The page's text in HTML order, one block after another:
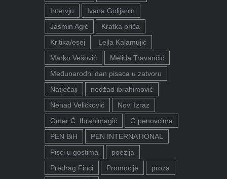
Intervju
Ivana Golijanin
Jasmin Agić
Kratka priča
Kritika/esej
Lejla Kalamujić
Marko Vešović
Melida Travančić
Međunarodni dan pisaca u zatvoru
Natječaji
nedžad ibrahimović
Nenad Veličković
Novi Izraz
Omer Ć. Ibrahimagić
O penovcima
PEN BiH
PEN INTERNATIONAL
Pisci u gostima
poezija
Predrag Finci
Promocije
proza